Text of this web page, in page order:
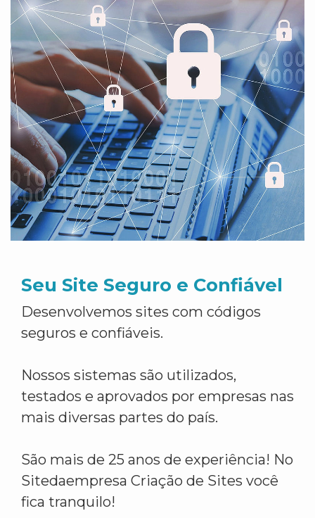
Seu Site Seguro e Confiável
Desenvolvemos sites com códigos
seguros e confiáveis.
Nossos sistemas são utilizados,
testados e aprovados por empresas nas
mais diversas partes do país.
São mais de 25 anos de experiência! No
Sitedaempresa Criação de Sites você
fica tranquilo!